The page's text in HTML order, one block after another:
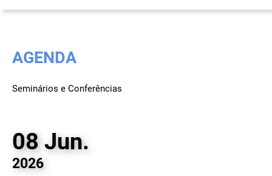
AGENDA
Seminários e Conferências
08 Jun.
2026